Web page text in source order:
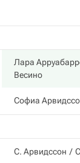
Лара
Весино
Софиа
С. Арвидссон